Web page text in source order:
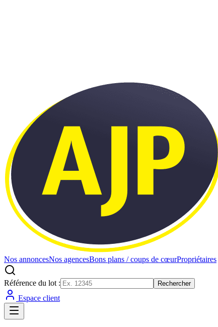
Nos annoncesNos agencesBons plans / coups de cœurPropriétaires
Référence du lot : Rechercher
Espace client